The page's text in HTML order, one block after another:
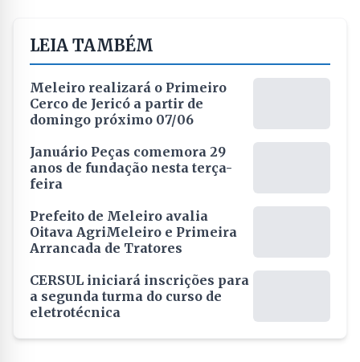
LEIA TAMBÉM
Meleiro realizará o Primeiro
Cerco de Jericó a partir de
domingo próximo 07/06
Januário Peças comemora 29
anos de fundação nesta terça-
feira
Prefeito de Meleiro avalia
Oitava AgriMeleiro e Primeira
Arrancada de Tratores
CERSUL iniciará inscrições para
a segunda turma do curso de
eletrotécnica